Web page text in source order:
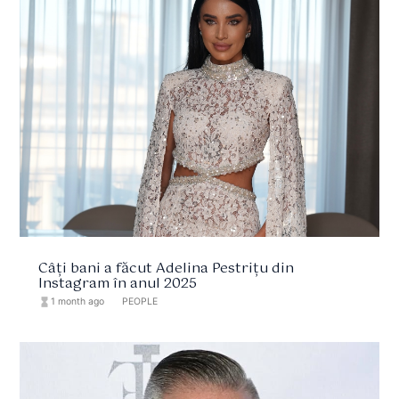
Câți bani a făcut Adelina Pestrițu din
Instagram în anul 2025
hourglass_full 1 month ago PEOPLE